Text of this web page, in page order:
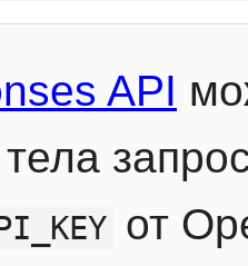
API
от